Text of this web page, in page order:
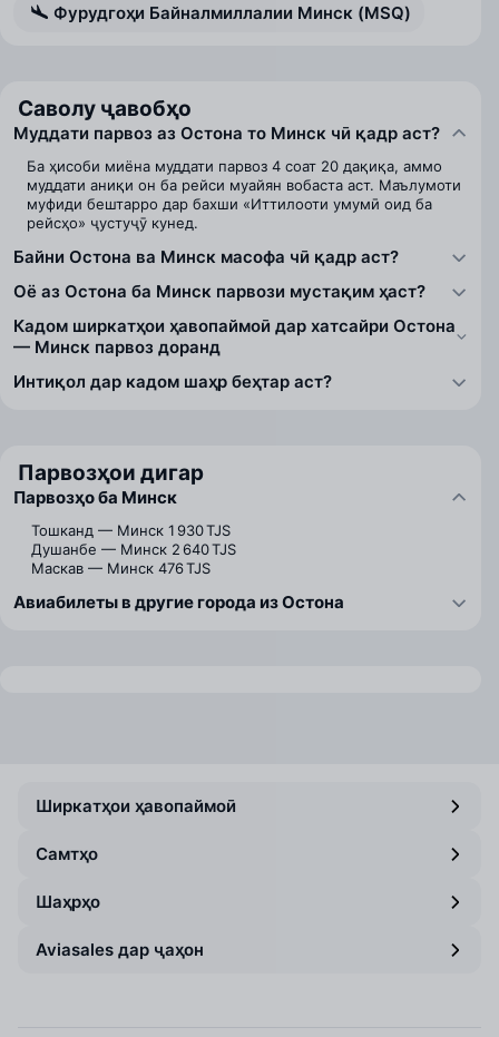
Фурудгоҳи Байналмиллалии Минск (MSQ)
Саволу ҷавобҳо
Муддати парвоз аз Остона то Минск чӣ қадр аст?
Ба ҳисоби миёна муддати парвоз 4 соат 20 дақиқа, аммо
муддати аниқи он ба рейси муайян вобаста аст. Маълумоти
муфиди бештарро дар бахши «Иттилооти умумӣ оид ба
рейсҳо» ҷустуҷӯ кунед.
Байни Остона ва Минск масофа чӣ қадр аст?
Оё аз Остона ба Минск парвози мустақим ҳаст?
Кадом ширкатҳои ҳавопаймоӣ дар хатсайри Остона
— Минск парвоз доранд
Интиқол дар кадом шаҳр беҳтар аст?
Парвозҳои дигар
Парвозҳо ба Минск
Тошканд — Минск 1 930 TJS
Душанбе — Минск 2 640 TJS
Маскав — Минск 476 TJS
Авиабилеты в другие города из Остона
Ширкатҳои ҳавопаймоӣ
Самтҳо
Шаҳрҳо
Aviasales дар ҷаҳон